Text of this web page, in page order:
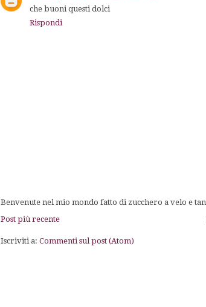
che buoni questi dolci
Rispondi
Benvenute nel mio mondo fatto di zucchero a velo e
Post più recente
Iscriviti a:Commenti sul post (Atom)